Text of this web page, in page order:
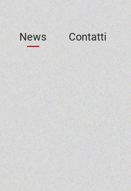
News Contatti